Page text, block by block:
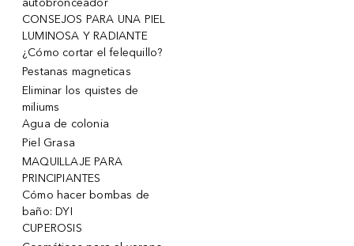
CONSEJOS PARA UNA PIEL
LUMINOSA Y RADIANTE
¿Cómo cortar el felequillo?
Pestanas magneticas
Eliminar los quistes de
miliums
Agua de colonia
Piel Grasa
MAQUILLAJE PARA
PRINCIPIANTES
Cómo hacer bombas de
baño: DYI
CUPEROSIS